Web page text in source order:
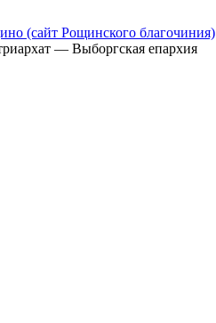
(сайт Рощинского благочиния)
— Выборгская епархия